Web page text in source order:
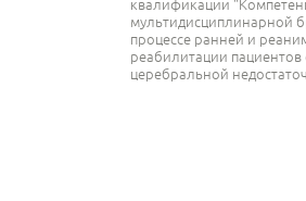
квалификации
мультидисциплинарной
процессе ранней и
реабилитации пациентов
церебральной